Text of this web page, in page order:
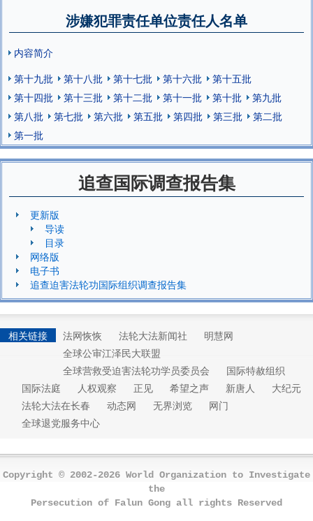
涉嫌犯罪责任单位责任人名单
内容简介
第十九批
第十八批 第十七批 第十六批
第十五批
第十四批
第十三批 第十二批 第十一批 第十批
第九批
第八批
第七批 第六批 第五批 第四批 第三批
第二批
第一批
追查国际调查报告集
更新版
导读
目录
网络版
电子书
追查迫害法轮功国际组织调查报告集
相关链接 法网恢恢 法轮大法新闻社
明慧网
全球公审江泽民大联盟
全球营救受迫害法轮功学员委员会
国际特赦组织
国际法庭
人权观察 正见 希望之声 新唐人
大纪元
法轮大法在长春
动态网 无界浏览
网门
全球退党服务中心
Copyright © 2002-2026 World Organization to Investigate
the
Persecution of Falun Gong all rights Reserved